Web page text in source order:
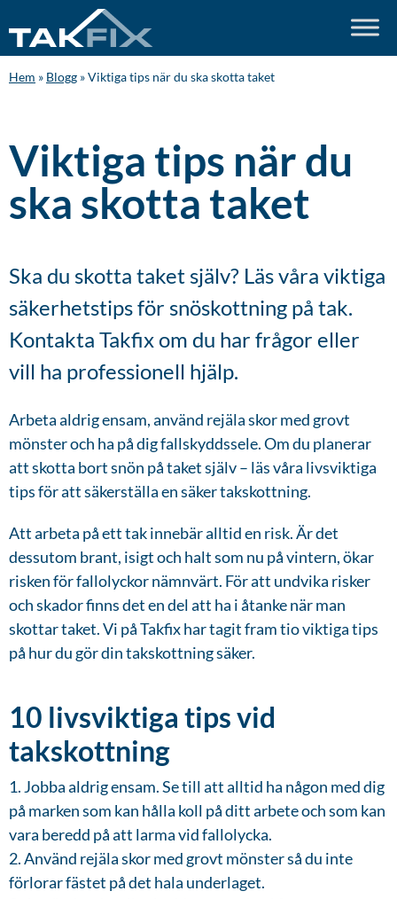
Hem » Blogg »Viktiga tips när du ska skotta taket
Viktiga tips när du
ska skotta taket
Ska du skotta taket själv? Läs våra viktiga
säkerhetstips för snöskottning på tak.
Kontakta Takfix om du har frågor eller
vill ha professionell hjälp.
Arbeta aldrig ensam, använd rejäla skor med grovt
mönster och ha på dig fallskyddssele. Om du planerar
att skotta bort snön på taket själv – läs våra livsviktiga
tips för att säkerställa en säker takskottning.
Att arbeta på ett tak innebär alltid en risk. Är det
dessutom brant, isigt och halt som nu på vintern, ökar
risken för fallolyckor nämnvärt. För att undvika risker
och skador finns det en del att ha i åtanke när man
skottar taket. Vi på Takfix har tagit fram tio viktiga tips
på hur du gör din takskottning säker.
10 livsviktiga tips vid
takskottning
1. Jobba aldrig ensam. Se till att alltid ha någon med dig
på marken som kan hålla koll på ditt arbete och som kan
vara beredd på att larma vid fallolycka.
2. Använd rejäla skor med grovt mönster så du inte
förlorar fästet på det hala underlaget.